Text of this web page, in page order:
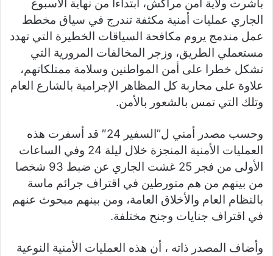
باشرت ولاية أمن مراكش، ابتداءا من نهاية الأسبوع
الجاري عمليات أمنية مكثفة تندرج في سياق مخطط
عمل مندمج يروم مكافحة السياقات الخطيرة التي تهدد
مستعملي الطريق، وزجر المخالفات المرورية التي
تشكل خطرا على أمن المواطنين وسلامة ممتلكاتهم،
علاوة على محاربة كل المظاهر الإجرامية بالشارع العام
وتلك التي تمس بالشعور بالأمن.
وحسب مصدر أمني ل”السفير 24″ قد أسفرت هذه
العمليات الأمنية المنجزة خلال ليلة 24 وفي الساعات
الأولى من فجر 25 غشت الجاري عن ضبط 93 شخصا
من بينهم من هم متورطين في اقتراف جرائم ماسة
بالنظام العام والأخلاق العامة، ومن بينهم مبحوث عنهم
في اقتراف جنايات وجنح مختلفة.
وأضاف المصدر ذاته ، أن هذه العمليات الأمنية النوعية